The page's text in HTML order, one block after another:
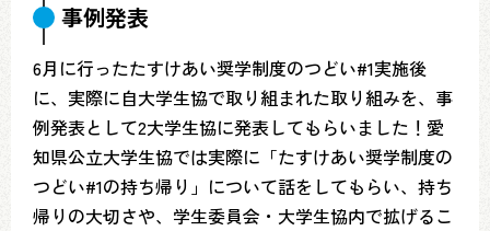
事例発表
6月に行ったたすけあい奨学制度のつどい#1実施後
に、実際に自大学生協で取り組まれた取り組みを、事
例発表として2大学生協に発表してもらいました！愛
知県公立大学生協では実際に「たすけあい奨学制度の
つどい#1の持ち帰り」について話をしてもらい、持ち
帰りの大切さや、学生委員会・大学生協内で拡げるこ